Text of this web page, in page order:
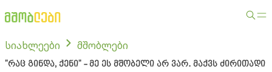
სიახლეები მშობლები
"რაც გინდა, ქენი" - მე ეს მშობელი არ ვარ. მაქვს ძირითადი